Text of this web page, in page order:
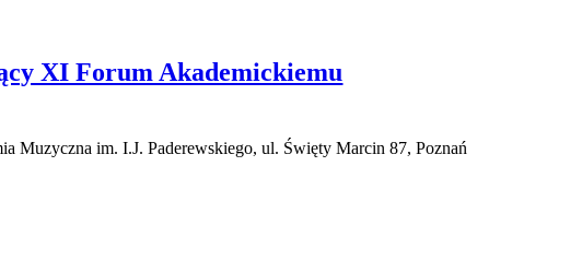
XI Forum Akademickiemu
Muzyczna im. I.J. Paderewskiego, ul. Święty Marcin 87, Poznań